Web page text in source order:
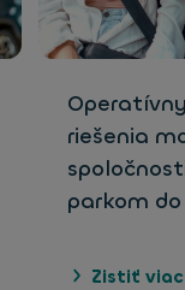
riešenia
parkom
Zistiť viac